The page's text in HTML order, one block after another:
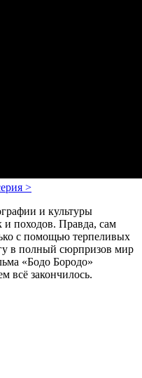
>
и культуры
и походов. Правда, сам
с помощью терпеливых
в полный сюрпризов мир
«Бодо Бородо»
всё закончилось.